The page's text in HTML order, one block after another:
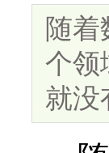
随
个领
就没